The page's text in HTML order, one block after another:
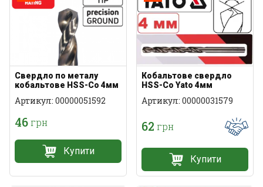
Свердло по металу
кобальтове HSS-Co 4мм
Артикул: 00000051592
46грн
Купити
Кобальтове свердло
HSS-Co Yato 4мм
Артикул: 00000031579
62 грн
Купити